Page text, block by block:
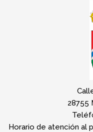
28755
Horario de atención al